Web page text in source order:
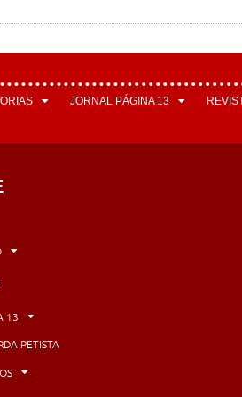
JORNAL PÁGINA 13
13
PETISTA